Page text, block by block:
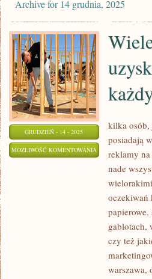
Archive for 14 grudnia, 2025
GRUDZIEŃ - 14 - 2025
MOŻLIWOŚĆ KOMENTOWANIA
SKLEPÓW
UZYSKANIEM
NOWYCH
KLIENTÓW.
kilka osób,
posiadają
reklamy
nade
oczekiwań
papierowe,
gablotach,
czy też
warszawa,